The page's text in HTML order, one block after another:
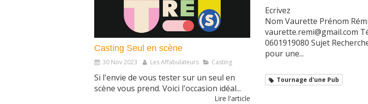
Casting Seul en scène
30 Nov 2023 Les Affabulateurs Casting
Si l'envie de vous tester sur un seul en
scène vous prend. Voici l'occasion idéal...
Lire l'article
Ecrivez
Nom Vaurette Prénom
vaurette.remi@gmail.com
0601919080 Sujet
pour une...
Tournage d'une Pub